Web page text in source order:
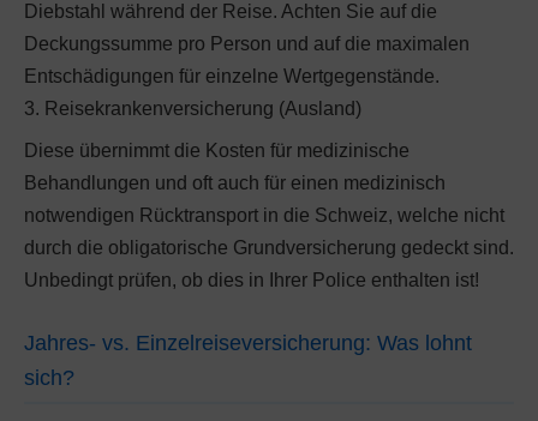
Diebstahl während der Reise. Achten Sie auf die
Deckungssumme pro Person und auf die maximalen
Entschädigungen für einzelne Wertgegenstände.
3. Reisekrankenversicherung (Ausland)
Diese übernimmt die Kosten für medizinische
Behandlungen und oft auch für einen medizinisch
notwendigen Rücktransport in die Schweiz, welche nicht
durch die obligatorische Grundversicherung gedeckt sind.
Unbedingt prüfen, ob dies in Ihrer Police enthalten ist!
Jahres- vs. Einzelreiseversicherung: Was lohnt
sich?